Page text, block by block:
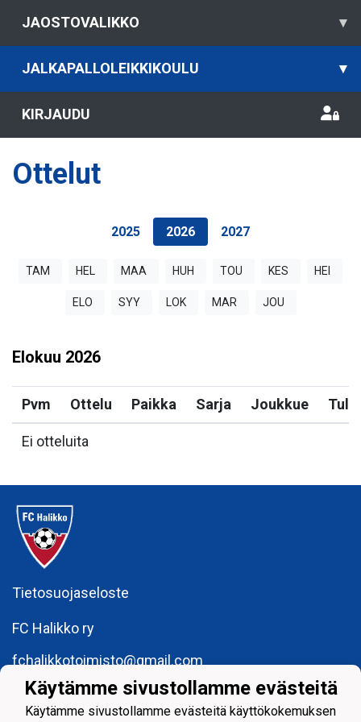
JAOSTOVALIKKO ▾
JALKAPALLOLEIKKIKOULU ▾
KIRJAUDU
Ottelut
2025 2026 2027
TAM HEL MAA HUH TOU KES HEI
ELO SYY LOK MAR JOU
Elokuu 2026
Pvm Ottelu Paikka Sarja Joukkue
Ei otteluita
Tietosuojaseloste
FC Halikko ry
fchalikkotoimisto@gmail.com
y-tunnus: 1755429 - 6
Käytämme sivustollamme evästeitä
Käytämme sivustollamme evästeitä käyttökokemuksen